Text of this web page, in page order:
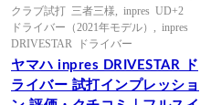
クラブ試打 三者三様
inpres UD+2
ドライバー（2021年モデル）
inpres
DRIVESTAR ドライバー
ヤマハ inpres DRIVESTAR ド
ライバー 試打インプレッショ